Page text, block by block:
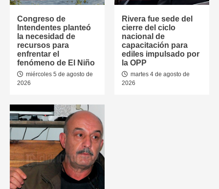
Congreso de
Intendentes planteó
la necesidad de
recursos para
enfrentar el
fenómeno de El Niño
miércoles 5 de agosto de
2026
Rivera fue sede del
cierre del ciclo
nacional de
capacitación para
ediles impulsado por
la OPP
martes 4 de agosto de
2026